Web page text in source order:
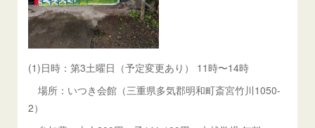
(1)日時：第3土曜日（予定変更あり） 11時〜14時
場所：いつき会館（三重県多気郡明和町斎宮竹川1050-
2）